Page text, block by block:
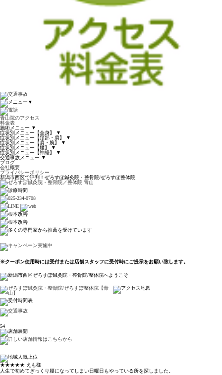
▼
青山院のアクセス
料金表
施術メニュー ▼
症状別メニュー【全身】
▼
症状別メニュー【頚部・肩】
▼
症状別メニュー【肩・腕】
▼
症状別メニュー【腰】
▼
症状別メニュー【神経】
▼
交通事故メニュー ▼
ブログ
会社概要
プライバシーポリシー
新潟市西区で評判！ぜろすぽ鍼灸院・整骨院/ぜろすぽ整体院
※クーポン使用時には受付または店舗スタッフに受付時にご提示をお願い致します。
54
★★★★★ えも様
人生で初めてぎっくり腰になってしまい日曜日もやっている所を探しました。